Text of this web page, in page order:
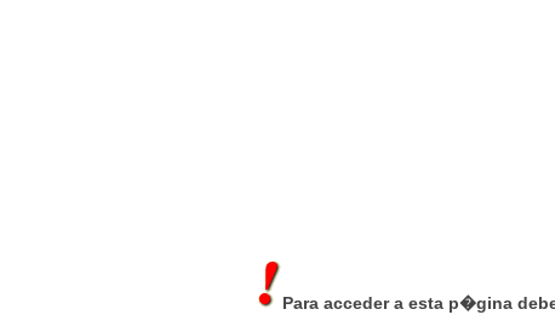
Para acceder a esta p�gina